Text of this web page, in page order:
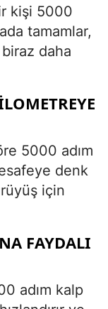
kişi 5000
tamamlar,
daha
5000 adım
denk
için
FAYDALI
adım kalp